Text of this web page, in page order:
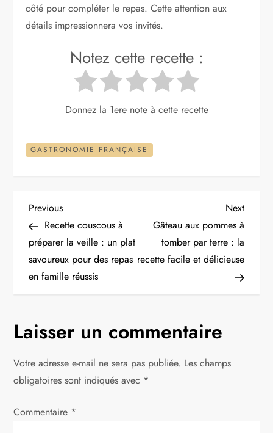
côté pour compléter le repas. Cette attention aux
détails impressionnera vos invités.
Notez cette recette :
Donnez la 1ere note à cette recette
GASTRONOMIE FRANÇAISE
N
a
v
g
a
t
i
Previous
Post
Previous
Recette couscous à
préparer la veille : un plat
savoureux pour des repas
en famille réussis
Next
Post
Next
Gâteau aux pommes à
tomber par terre : la
recette facile et délicieuse
Laisser un commentaire
Votre adresse e-mail ne sera pas publiée. Les champs
obligatoires sont indiqués avec *
Commentaire *